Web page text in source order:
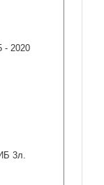
- 2020
3л.